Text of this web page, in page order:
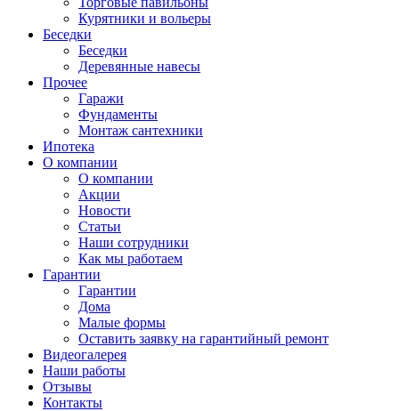
Курятники и вольеры
Беседки
Беседки
Деревянные навесы
Прочее
Гаражи
Фундаменты
Монтаж сантехники
Ипотека
О компании
О компании
Акции
Новости
Статьи
Наши сотрудники
Как мы работаем
Гарантии
Гарантии
Дома
Малые формы
Оставить заявку на гарантийный ремонт
Видеогалерея
Наши работы
Отзывы
Контакты